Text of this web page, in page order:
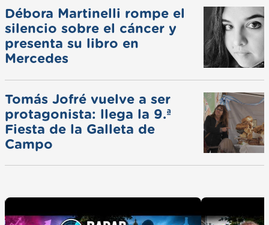
Débora Martinelli rompe el
silencio sobre el cáncer y
presenta su libro en
Mercedes
Tomás Jofré vuelve a ser
protagonista: llega la 9.ª
Fiesta de la Galleta de
Campo